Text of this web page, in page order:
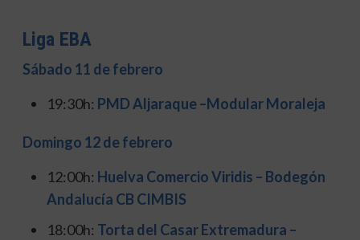
Liga EBA
Sábado 11 de febrero
19:30h: PMD Aljaraque –Modular Moraleja
Domingo 12 de febrero
12:00h: Huelva Comercio Viridis – Bodegón
Andalucía CB CIMBIS
18:00h: Torta del Casar Extremadura –